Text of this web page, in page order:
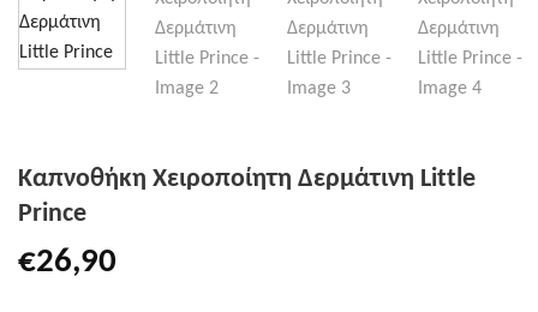
Καπνοθήκη Χειροποίητη Δερμάτινη Little
Prince
€26,90